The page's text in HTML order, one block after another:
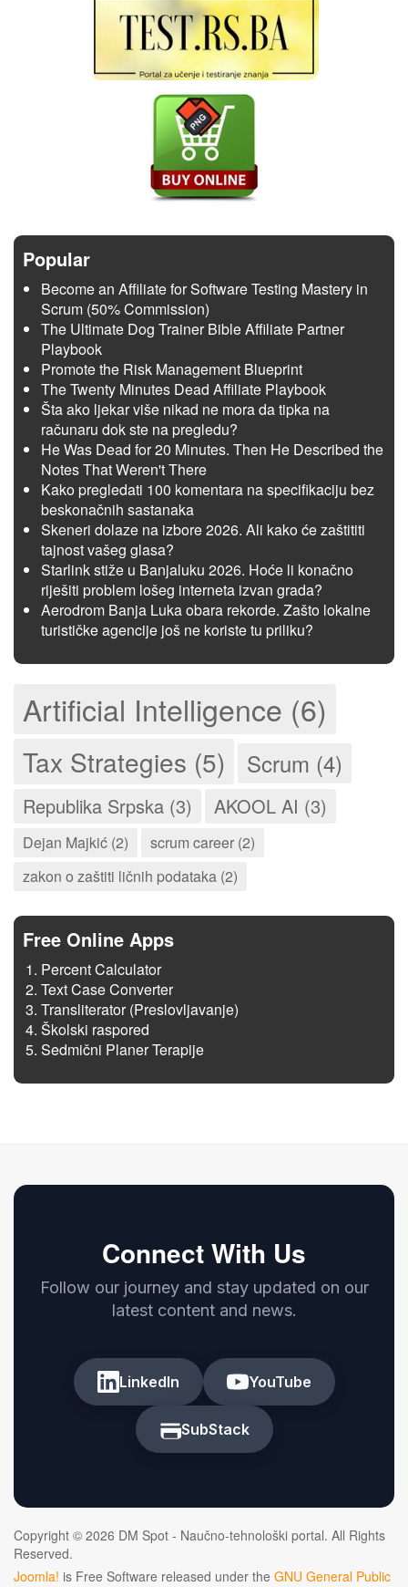
Popular
Become an Affiliate for Software Testing Mastery in
Scrum (50% Commission)
The Ultimate Dog Trainer Bible Affiliate Partner
Playbook
Promote the Risk Management Blueprint
The Twenty Minutes Dead Affiliate Playbook
Šta ako ljekar više nikad ne mora da tipka na
računaru dok ste na pregledu?
He Was Dead for 20 Minutes. Then He Described the
Notes That Weren't There
Kako pregledati 100 komentara na specifikaciju bez
beskonačnih sastanaka
Skeneri dolaze na izbore 2026. Ali kako će zaštititi
tajnost vašeg glasa?
Starlink stiže u Banjaluku 2026. Hoće li konačno
riješiti problem lošeg interneta izvan grada?
Aerodrom Banja Luka obara rekorde. Zašto lokalne
turističke agencije još ne koriste tu priliku?
Artificial Intelligence (6)
Tax Strategies (5) Scrum (4)
Republika Srpska (3) AKOOL AI (3)
Dejan Majkić (2)
scrum career (2)
zakon o zaštiti ličnih podataka (2)
Free Online Apps
Percent Calculator
Text Case Converter
Transliterator (Preslovljavanje)
Školski raspored
Sedmični Planer Terapije
Connect With Us
Follow our journey and stay updated on our
latest content and news.
LinkedIn YouTube
SubStack
Copyright © 2026 DM Spot - Naučno-tehnološki portal. All Rights
Reserved.
Joomla! is Free Software released under the GNU General Public